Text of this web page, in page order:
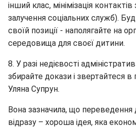
інший клас, мінімізація
залучення соціальних служб).
своїй позиції - наполягайте на
середовища для своєї дитини.
8. У разі недієвості
збирайте докази і звертайтеся в
Уляна Супрун.
Вона зазначила, що
відразу – хороша ідея, яка